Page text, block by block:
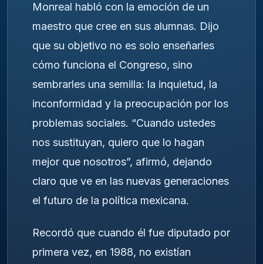
Monreal habló con la emoción de un
maestro que cree en sus alumnas. Dijo
que su objetivo no es solo enseñarles
cómo funciona el Congreso, sino
sembrarles una semilla: la inquietud, la
inconformidad y la preocupación por los
problemas sociales. “Cuando ustedes
nos sustituyan, quiero que lo hagan
mejor que nosotros”, afirmó, dejando
claro que ve en las nuevas generaciones
el futuro de la política mexicana.
Recordó que cuando él fue diputado por
primera vez, en 1988, no existían